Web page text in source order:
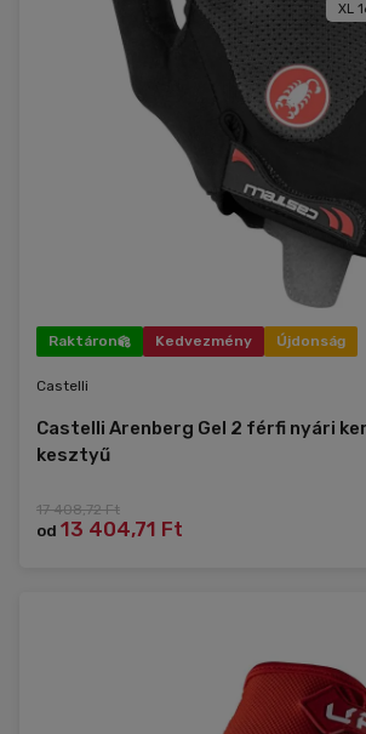
XL
Raktáron Kedvezmény Újdonság
Castelli
Castelli Arenberg Gel 2 férfi nyári
kesztyű
17 408,72 Ft
od 13 404,71 Ft